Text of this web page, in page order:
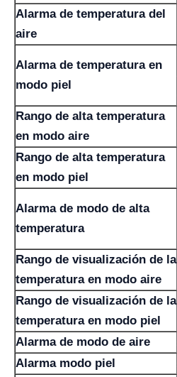
Alarma de temperatura del
aire
Alarma de temperatura en
modo piel
Rango de alta temperatura
en modo aire
Rango de alta temperatura
en modo piel
Alarma de modo de alta
temperatura
Rango de visualización de la
temperatura en modo aire
Rango de visualización de la
temperatura en modo piel
Alarma de modo de aire
Alarma modo piel